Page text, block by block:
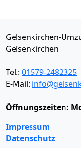
Gelsenkirchen-
Gelsenkirchen
Tel.: 01579-2482325
E-Mail:
Öffnungszeiten:
Impressum
Datenschutz